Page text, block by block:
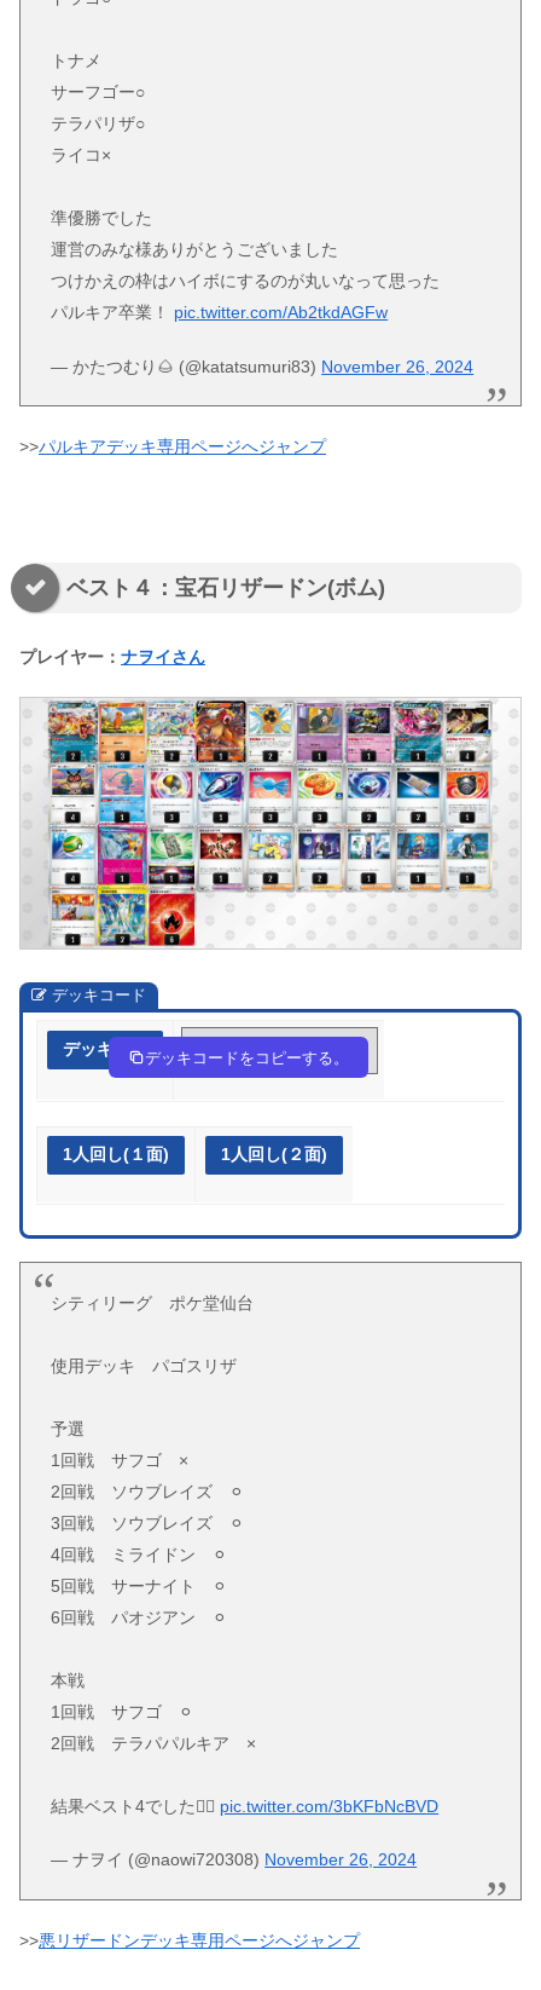
トナメ
サーフゴー○
テラパリザ○
ライコ×
準優勝でした
運営のみな様ありがとうございました
つけかえの枠はハイボにするのが丸いなって思った
パルキア卒業！ pic.twitter.com/Ab2tkdAGFw
— かたつむり🌰 (@katatsumuri83) November 26, 2024
>>パルキアデッキ専用ページへジャンプ
ベスト４：宝石リザードン(ボム)
プレイヤー： ナヲイさん
デッキコード
デッキ作成 pSMpRp-dLRr5O-yy2Mpy
デッキコードをコピーする。
1人回し(１面) 1人回し(２面)
シティリーグ ポケ堂仙台
使用デッキ パゴスリザ
予選
1回戦 サフゴ ×
2回戦 ソウブレイズ ⚪︎
3回戦 ソウブレイズ ⚪︎
4回戦 ミライドン ⚪︎
5回戦 サーナイト ⚪︎
6回戦 パオジアン ⚪︎
本戦
1回戦 サフゴ ⚪︎
2回戦 テラパパルキア ×
結果ベスト4でした🙇‍♂️ pic.twitter.com/3bKFbNcBVD
— ナヲイ (@naowi720308) November 26, 2024
>>悪リザードンデッキ専用ページへジャンプ